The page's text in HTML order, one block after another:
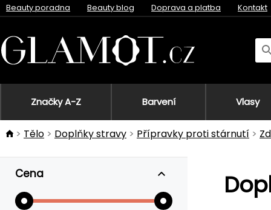
Beauty poradna Beauty blog Doprava a platba Kontakt
Značky A-Z Barvení Vlasy
Tělo Doplňky stravy Přípravky proti stárnutí
Cena